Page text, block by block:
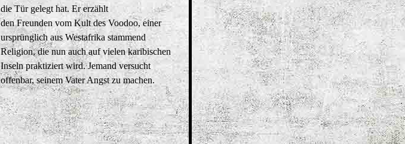
die Tür gelegt hat. Er erzählt
den Freunden vom Kult des Voodoo, einer
ursprünglich aus Westafrika stammend
Religion, die nun auch auf vielen karibischen
Inseln praktiziert wird. Jemand versucht
offenbar, seinem Vater Angst zu machen.